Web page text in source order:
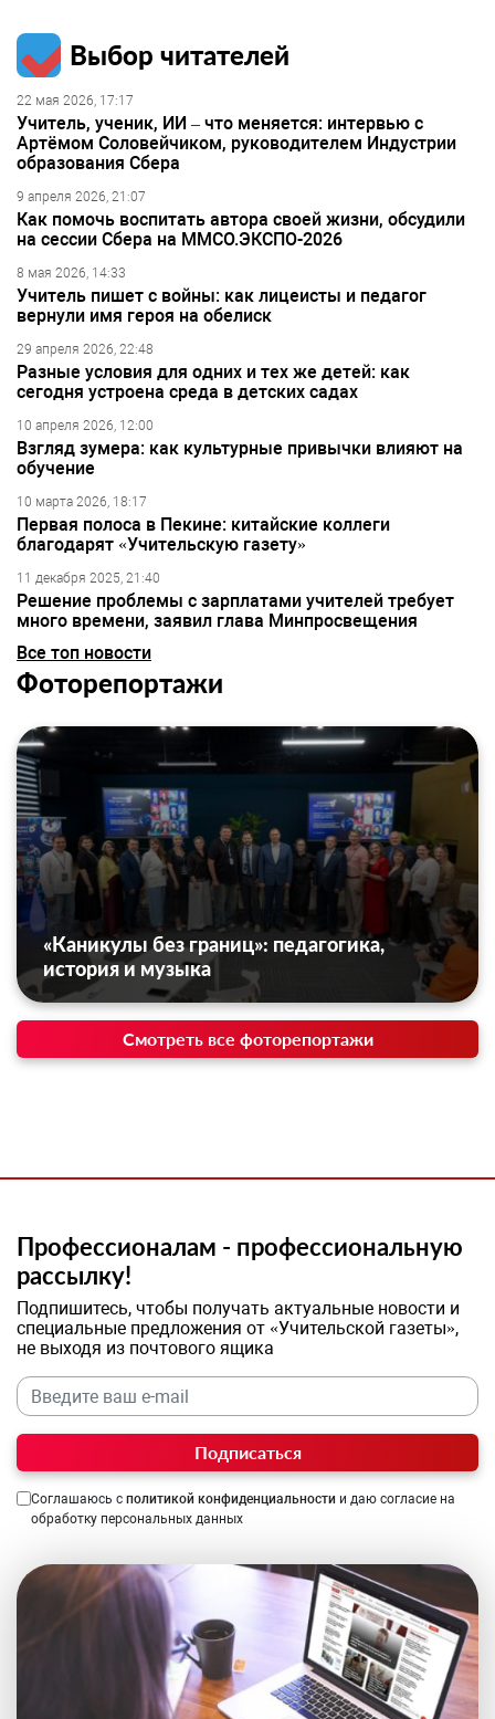
Выбор читателей
22 мая 2026, 17:17
Учитель, ученик, ИИ – что меняется: интервью с
Артёмом Соловейчиком, руководителем Индустрии
образования Сбера
9 апреля 2026, 21:07
Как помочь воспитать автора своей жизни, обсудили
на сессии Сбера на ММСО.ЭКСПО-2026
8 мая 2026, 14:33
Учитель пишет с войны: как лицеисты и педагог
вернули имя героя на обелиск
29 апреля 2026, 22:48
Разные условия для одних и тех же детей: как
сегодня устроена среда в детских садах
10 апреля 2026, 12:00
Взгляд зумера: как культурные привычки влияют на
обучение
10 марта 2026, 18:17
Первая полоса в Пекине: китайские коллеги
благодарят «Учительскую газету»
11 декабря 2025, 21:40
Решение проблемы с зарплатами учителей требует
много времени, заявил глава Минпросвещения
Все топ новости
Фоторепортажи
«Каникулы без границ»: педагогика,
история и музыка
Смотреть все фоторепортажи
Профессионалам - профессиональную
рассылку!
Подпишитесь, чтобы получать актуальные новости и
специальные предложения от «Учительской газеты»,
не выходя из почтового ящика
Подписаться
Соглашаюсь с политикой конфиденциальности и даю согласие на
обработку персональных данных